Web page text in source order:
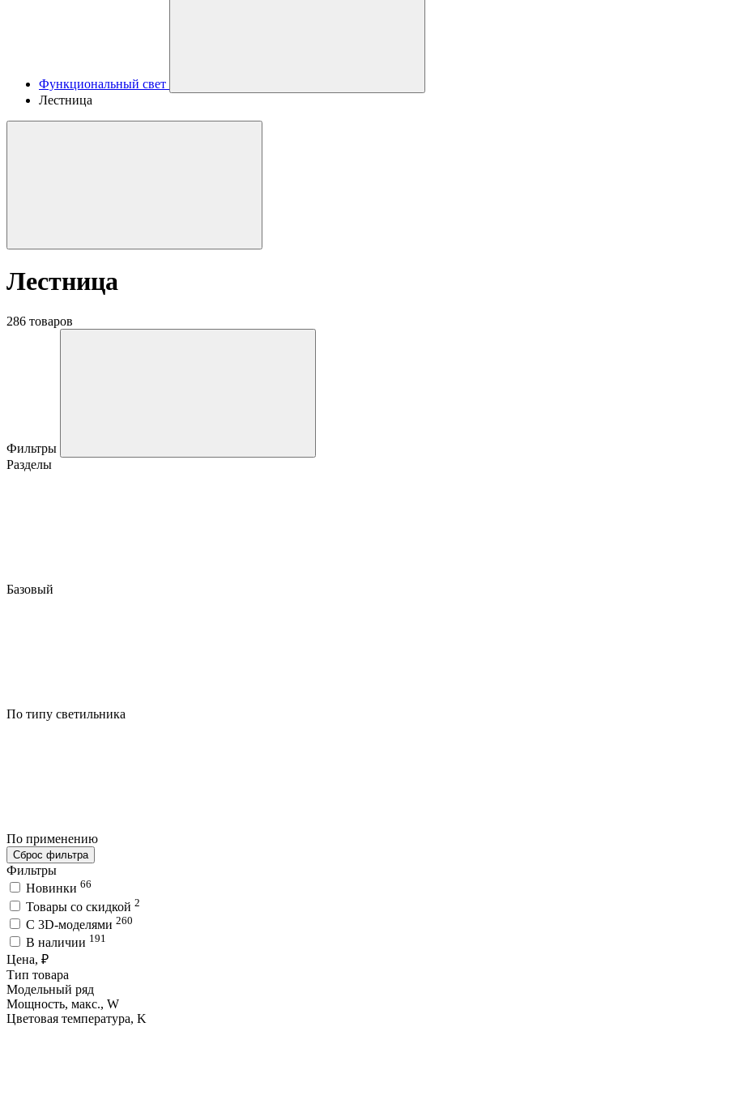
Функциональный свет
Лестница
Лестница
286 товаров
Фильтры
Разделы
Базовый
По типу светильника
По применению
Сброс фильтра
Фильтры
Новинки 66
Товары со скидкой 2
C 3D-моделями 260
В наличии 191
Цена, ₽
Тип товара
Модельный ряд
Мощность, макс., W
Цветовая температура, K